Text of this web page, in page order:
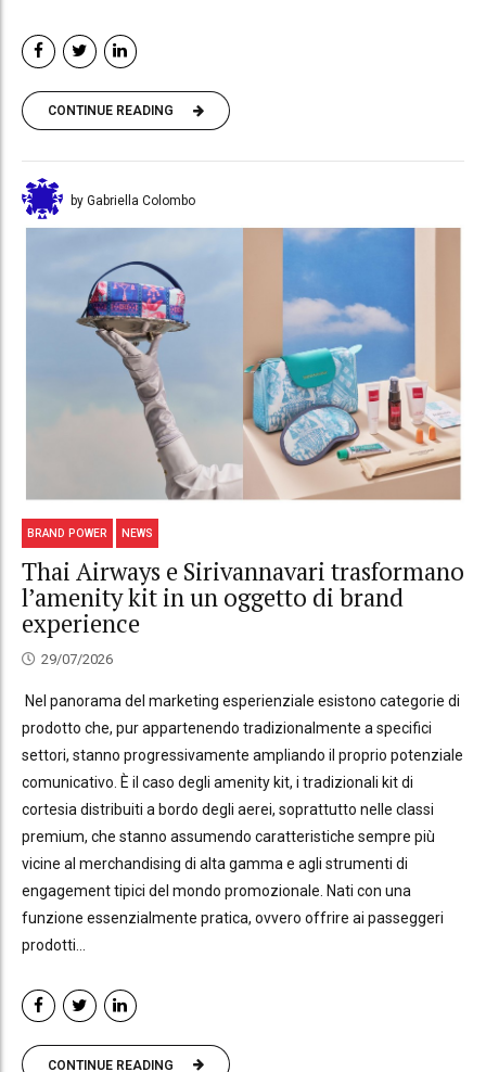
CONTINUE READING
by Gabriella Colombo
BRAND POWER NEWS
Thai Airways e Sirivannavari trasformano
l’amenity kit in un oggetto di brand
experience
29/07/2026
Nel panorama del marketing esperienziale esistono categorie di
prodotto che, pur appartenendo tradizionalmente a specifici
settori, stanno progressivamente ampliando il proprio potenziale
comunicativo. È il caso degli amenity kit, i tradizionali kit di
cortesia distribuiti a bordo degli aerei, soprattutto nelle classi
premium, che stanno assumendo caratteristiche sempre più
vicine al merchandising di alta gamma e agli strumenti di
engagement tipici del mondo promozionale. Nati con una
funzione essenzialmente pratica, ovvero offrire ai passeggeri
prodotti...
CONTINUE READING